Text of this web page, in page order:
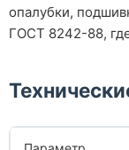
опалубки,
ГОСТ 8242-88,